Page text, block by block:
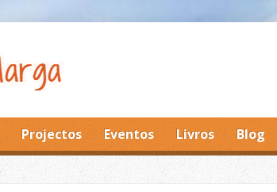
Projectos Eventos Livros Blog